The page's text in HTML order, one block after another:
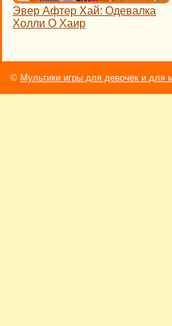
Эвер Афтер Хай: Одевалка
Холли О Хаир
© Мультики игры для девочек и для